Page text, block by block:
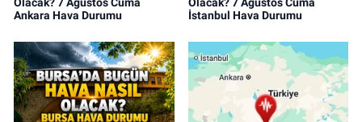
Ankara Hava Durumu
İstanbul Hava Durumu